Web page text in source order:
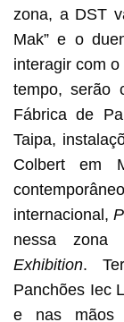
zona, a DST
Mak” e o
interagir com
tempo, serão
Fábrica de
Taipa,
Colbert em
internacional,
nessa
Exhibition.
Panchões Iec
e nas mãos